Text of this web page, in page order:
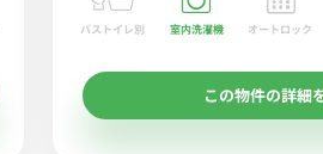
バストイレ別 室内洗濯機 オートロック
この物件の詳細